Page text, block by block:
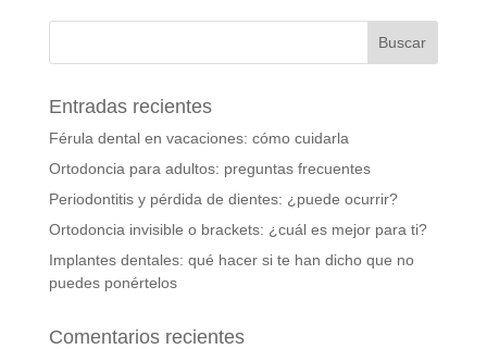
Entradas recientes
Férula dental en vacaciones: cómo cuidarla
Ortodoncia para adultos: preguntas frecuentes
Periodontitis y pérdida de dientes: ¿puede ocurrir?
Ortodoncia invisible o brackets: ¿cuál es mejor para ti?
Implantes dentales: qué hacer si te han dicho que no
puedes ponértelos
Comentarios recientes